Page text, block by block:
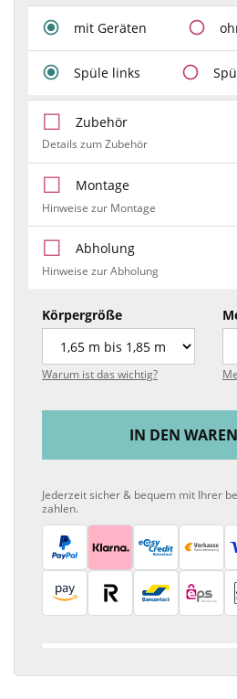
mit Geräten
Spüle links
Zubehör
Details zum Zubehör
Montage
Hinweise zur Montage
Abholung
Hinweise zur Abholung
Körpergröße
Warum ist das wichtig?
IN DEN
Jederzeit sicher & bequem mit Ihrer
zahlen.